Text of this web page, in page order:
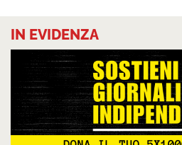
IN EVIDENZA